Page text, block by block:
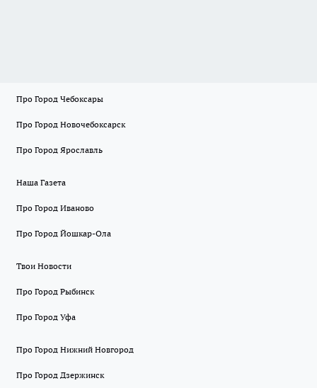
Про Город Чебоксары
Про Город Новочебоксарск
Про Город Ярославль
Наша Газета
Про Город Иваново
Про Город Йошкар-Ола
Твои Новости
Про Город Рыбинск
Про Город Уфа
Про Город Нижний Новгород
Про Город Дзержинск